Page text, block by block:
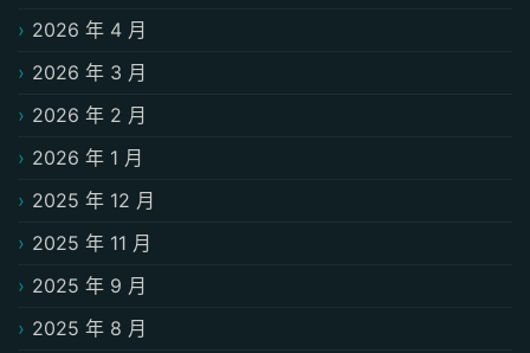
2026 年 4 月
2026 年 3 月
2026 年 2 月
2026 年 1 月
2025 年 12 月
2025 年 11 月
2025 年 9 月
2025 年 8 月